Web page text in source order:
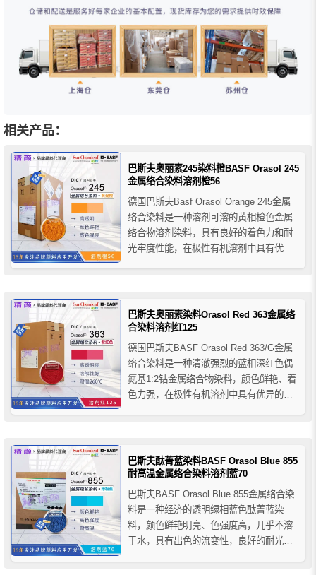
相关产品：
巴斯夫奥丽素245染料橙BASF Orasol 245
金属络合染料溶剂橙56
德国巴斯夫Basf Orasol Orange 245金属
络合染料是一种溶剂可溶的黄相橙色金属
络合物溶剂染料，具有良好的着色力和耐
光牢度性能，在极性有机溶剂中具有优异
巴斯夫奥丽素染料Orasol Red 363金属络
合染料溶剂红125
德国巴斯夫BASF Orasol Red 363/G金属
络合染料是一种清澈强烈的蓝相深红色偶
氮基1:2钴金属络合物染料，颜色鲜艳、着
色力强，在极性有机溶剂中具有优异的溶
漆、塑胶烤漆等产品的着色。
巴斯夫酞菁蓝染料BASF Orasol Blue 855
耐高温金属络合染料溶剂蓝70
巴斯夫BASF Orasol Blue 855金属络合染
料是一种经济的透明绿相蓝色酞菁蓝染
料，颜色鲜艳明亮、色强度高，几乎不溶
于水，具有出色的流变性，良好的耐光耐